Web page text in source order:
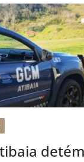
detém